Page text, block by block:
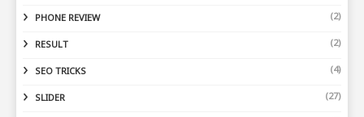
PHONE REVIEW (2)
RESULT (2)
SEO TRICKS (4)
SLIDER (27)